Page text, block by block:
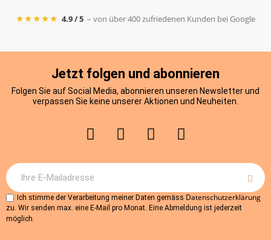
★★★★★ 4.9 / 5 – von über 400 zufriedenen Kunden bei Google
Jetzt folgen und abonnieren
Folgen Sie auf Social Media, abonnieren unseren Newsletter und
verpassen Sie keine unserer Aktionen und Neuheiten.
Ich stimme der Verarbeitung meiner Daten gemäss Datenschutzerklärung
zu. Wir senden max. eine E-Mail pro Monat. Eine Abmeldung ist jederzeit
möglich.